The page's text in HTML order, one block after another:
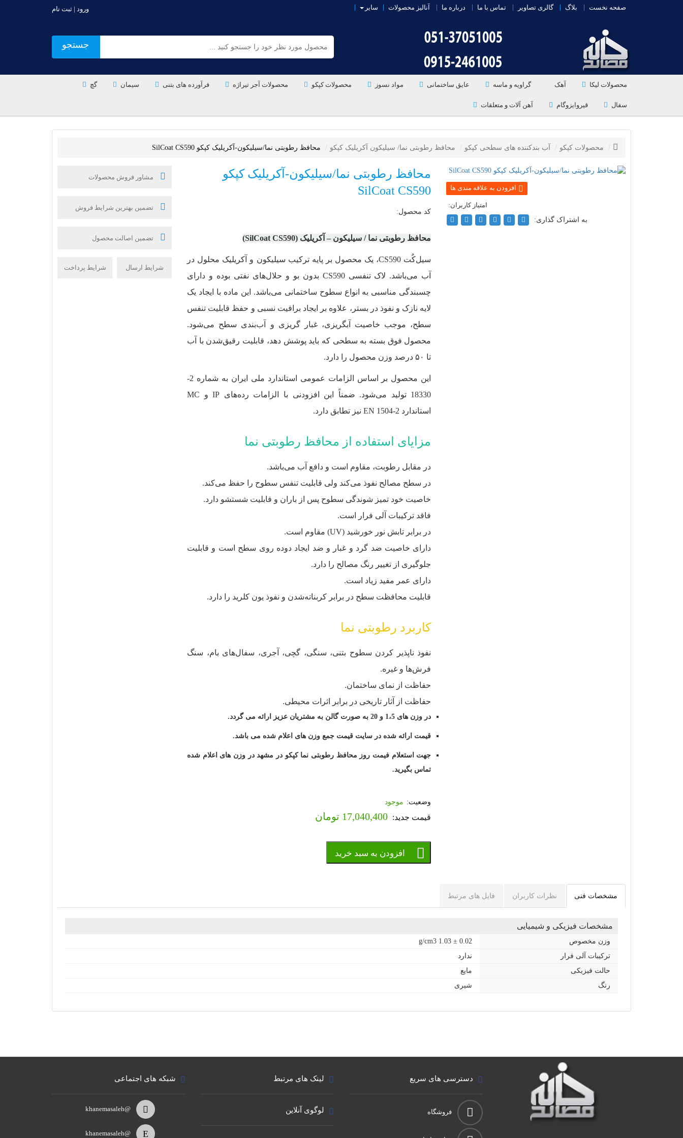
صفحه نخست بلاگ گالری تصاویر تماس با ما درباره ما آنالیز محصولات سایر ورود | ثبت نام
جستجو
محصولات لیکا آهک گراویه و ماسه عایق ساختمانی مواد نسوز محصولات کپکو محصولات آجر تیراژه فرآورده های بتنی سیمان گچ
سفال قیروایزوگام آهن آلات و متعلقات
محصولات کپکو آب بندکننده های سطحی کپکو محافظ رطوبتی نما/ سیلیکون آکریلیک کپکو محافظ رطوبتی نما/سیلیکون-آکریلیک کپکو SilCoat CS590
به اشتراک گذاری:
محافظ رطوبتی نما/سیلیکون-آکریلیک کپکو
SilCoat CS590
کد محصول:
محافظ رطوبتی نما / سیلیکون – آکریلیک (SilCoat CS590)
سیل‌کُت CS590، یک محصول بر پایه ترکیب سیلیکون و آکریلیک محلول در
آب می‌باشد. لاک تنفسی CS590 بدون بو و حلال‏‌های نفتی بوده و دارای
چسبندگی مناسبی به انواع سطوح ساختمانی می‏‌باشد. این ماده با ایجاد یک
لایه نازک و نفوذ در بستر، علاوه بر ایجاد براقیت نسبی و حفظ قابلیت تنفس
سطح، موجب خاصیت آبگریزی، غبار گریزی و آب‌بندی سطح می‏‌شود.
محصول فوق بسته به سطحی که باید پوشش دهد، قابلیت رقیق‌شدن با آب
تا ۵۰ درصد وزن محصول را دارد.
این محصول بر اساس الزامات عمومی استاندارد ملی ایران به شماره 2-
18330 تولید می‌شود. ضمناً این افزودنی با الزامات رده‌های IP و MC
استاندارد EN 1504-2 نیز تطابق دارد.
مزایای استفاده از محافظ رطوبتی نما
در مقابل رطوبت، مقاوم است و دافع آب می‌باشد.
در سطح مصالح نفوذ می‌کند ولی قابلیت تنفس سطوح را حفظ می‌کند.
خاصیت خود تمیز شوندگی سطوح پس از باران و قابلیت شستشو دارد.
فاقد ترکیبات آلی فرار است.
در برابر تابش نور خورشید (UV) مقاوم است.
دارای خاصیت ضد گرد و غبار و ضد ایجاد دوده روی سطح است و قابلیت
جلوگیری از تغییر رنگ مصالح را دارد.
دارای عمر مفید زیاد است.
قابلیت محافظت سطح در برابر کربناته‌شدن و نفوذ یون کلرید را دارد.
کاربرد رطوبتی نما
نفوذ ناپذیر کردن سطوح بتنی، سنگی، گچی، آجری، سفال‏‌های بام، سنگ
فرش‏‌ها و غیره.
حفاظت از نمای ساختمان.
حفاظت از آثار تاریخی در برابر اثرات محیطی.
در وزن های 1،5 و 20 به صورت گالن به مشتریان عزیز ارائه می گردد.
قیمت ارائه شده در سایت قیمت جمع وزن های اعلام شده می باشد.
جهت استعلام فیمت روز محافظ رطوبتی نما کپکو در مشهد در وزن های اعلام شده
تماس بگیرید.
موجود
17,040,400 تومان
افزودن به سبد خرید
مشاور فروش محصولات
تضمین بهترین شرایط فروش
تضمین اصالت محصول
شرایط ارسال شرایط پرداخت
مشخصات فنی نظرات کاربران فایل های مرتبط
مشخصات فیزیکی و شیمیایی
وزن مخصوص
g/cm3 1.03 ± 0.02
ترکیبات آلی فرار
ندارد
حالت فیزیکی
مایع
رنگ
شیری
دسترسی های سریع
فروشگاه
لینک های مرتبط
لوگوی آنلاین
شبکه های اجتماعی
@khanemasaleh
@khanemasaleh